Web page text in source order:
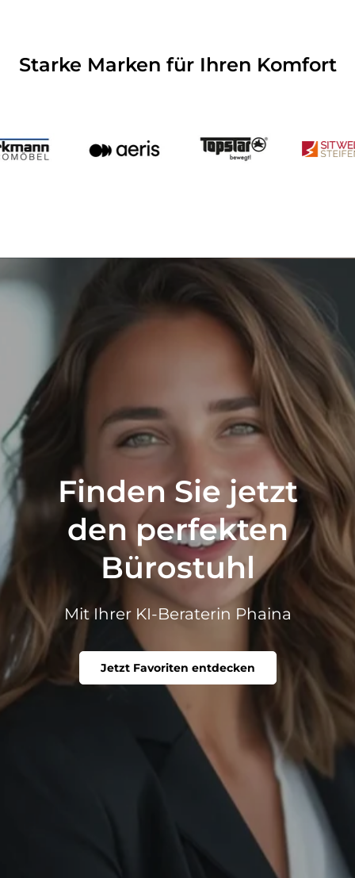
Starke Marken für Ihren Komfort
Finden Sie jetzt
den perfekten
Bürostuhl
Mit Ihrer KI-Beraterin Phaina
Jetzt Favoriten entdecken